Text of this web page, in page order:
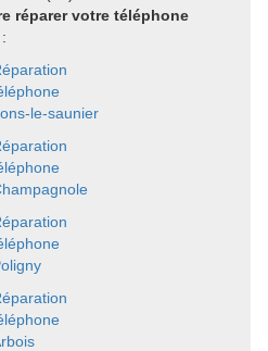
réparer votre téléphone
:
le-saunier